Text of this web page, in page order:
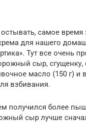
самое время
для нашего
Тут все очень
сыр, сгущенку,
масло (150 г) и
взбивания.
получился более
сыр лучше